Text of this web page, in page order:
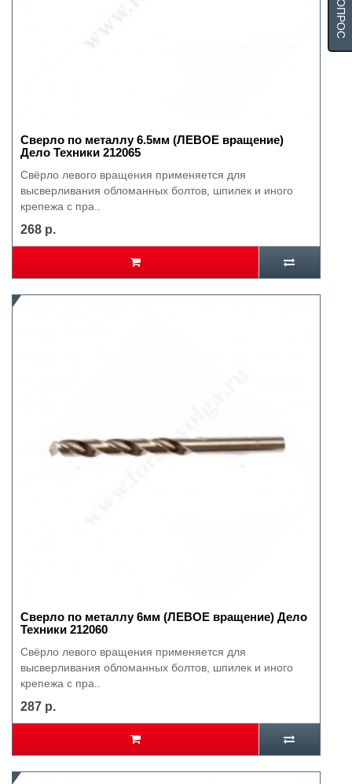
Сверло по металлу 6.5мм (ЛЕВОЕ вращение)
Дело Техники 212065
Свёрло левого вращения применяется для
высверливания обломанных болтов, шпилек и иного
крепежа с пра..
268 р.
Сверло по металлу 6мм (ЛЕВОЕ вращение) Дело
Техники 212060
Свёрло левого вращения применяется для
высверливания обломанных болтов, шпилек и иного
крепежа с пра..
287 р.